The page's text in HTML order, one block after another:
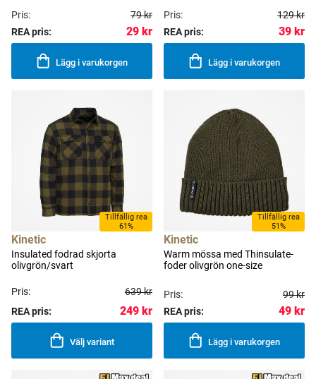
Pris:
79 kr
REA pris:
29 kr
Lägg i varukorgen
Pris:
129 kr
REA pris:
39 kr
Lägg i varukorgen
Tillfällig rea
61%
Kinetic
Insulated fodrad skjorta
olivgrön/svart
Pris:
639 kr
REA pris:
249 kr
Välj variant
Tillfällig rea
51%
Kinetic
Warm mössa med Thinsulate-
foder olivgrön one-size
Pris:
99 kr
REA pris:
49 kr
Lägg i varukorgen